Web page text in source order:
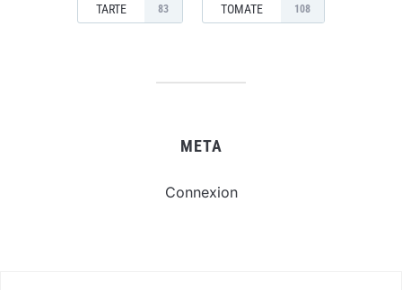
TARTE 83 TOMATE 108
META
Connexion